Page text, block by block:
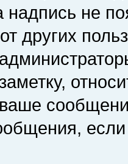
не
других